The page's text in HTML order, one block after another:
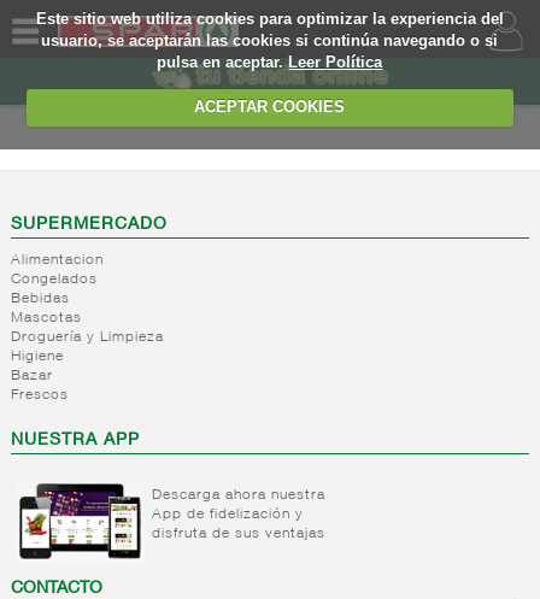
Este sitio web utiliza cookies para optimizar la experiencia del
usuario, se aceptarán las cookies si continúa navegando o si
pulsa en aceptar.Leer Política
ACEPTAR COOKIES
SOMOS
WEB
EJEMPLO
SUPERMERCADO
Alimentacion
Congelados
Bebidas
Mascotas
Droguería y Limpieza
Higiene
Bazar
Frescos
NUESTRA APP
Descarga ahora nuestra
App de fidelización y
disfruta de sus ventajas
CONTACTO